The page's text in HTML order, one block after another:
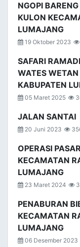
NGOPI
KULON
LUMAJANG
19 Oktober 2023
SAFARI
WATES
KABUPATEN
05 Maret 2025
JALAN SANTAI
20 Juni 2023
OPERASI
KECAMATAN
LUMAJANG
23 Maret 2024
PENABURAN
KECAMATAN
LUMAJANG
06 Desember 2023